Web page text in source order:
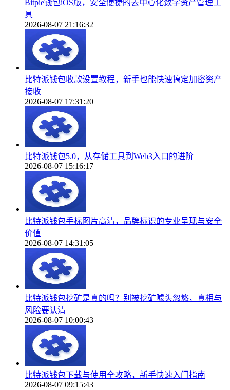
Bitpie钱包iOS版，安全便捷的去中心化数字资产管理工
具
2026-08-07 21:16:32
比特派钱包收款设置教程，新手也能快速搞定加密资产
接收
2026-08-07 17:31:20
比特派钱包5.0，从存储工具到Web3入口的进阶
2026-08-07 15:16:17
比特派钱包手标图片高清，品牌标识的专业呈现与安全
价值
2026-08-07 14:31:05
比特派钱包挖矿是真的吗？别被挖矿噱头忽悠，真相与
风险要认清
2026-08-07 10:00:43
比特派钱包下载与使用全攻略，新手快速入门指南
2026-08-07 09:15:43